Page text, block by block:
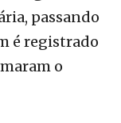
passando
é registrado
o